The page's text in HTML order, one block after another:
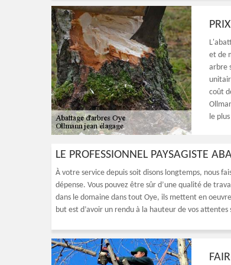
et de
arbre
coût
le
LE PROFESSIONNEL PAYSAGISTE
À votre service depuis soit disons longtemps, nous
dépense. Vous pouvez être sûr d’une qualité de
dans le domaine dans tout Oye, ils mettent en
but est d’avoir un rendu à la hauteur de vos